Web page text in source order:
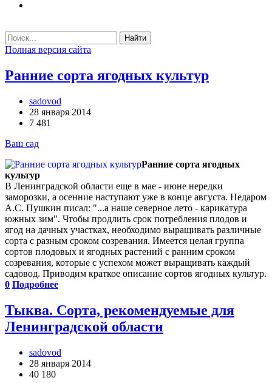
Найти
Полная версия сайта
Ранние сорта ягодных культур
sadovod
28 января 2014
7 481
Ваш сад
Ранние сорта ягодных
культур
В Ленинградской области еще в мае - июне нередки
заморозки, а осенние наступают уже в конце августа. Недаром
А.С. Пушкин писал: "...а наше северное лето - карикатура
южных зим". Чтобы продлить срок потребления плодов и
ягод на дачных участках, необходимо выращивать различные
сорта с разным сроком созревания. Имеется целая группа
сортов плодовых и ягодных растений с ранним сроком
созревания, которые с успехом может выращивать каждый
садовод. Приводим краткое описание сортов ягодных культур.
0 Подробнее
Тыква. Сорта, рекомендуемые для
Ленинградской области
sadovod
28 января 2014
40 180